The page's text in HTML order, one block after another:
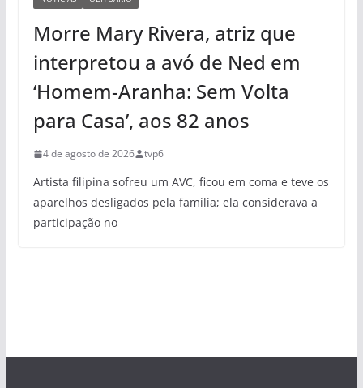
Morre Mary Rivera, atriz que
interpretou a avó de Ned em
‘Homem-Aranha: Sem Volta
para Casa’, aos 82 anos
4 de agosto de 2026 tvp6
Artista filipina sofreu um AVC, ficou em coma e teve os
aparelhos desligados pela família; ela considerava a
participação no